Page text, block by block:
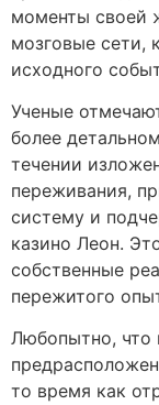
моменты своей
мозговые сети,
исходного
Ученые
более
течении
переживания,
систему и
казино Леон.
собственные
пережитого
Любопытно, что
то время как